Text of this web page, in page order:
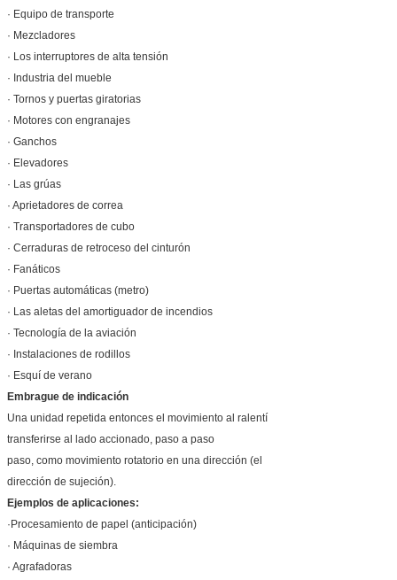
· Equipo de transporte
· Mezcladores
· Los interruptores de alta tensión
· Industria del mueble
· Tornos y puertas giratorias
· Motores con engranajes
· Ganchos
· Elevadores
· Las grúas
· Aprietadores de correa
· Transportadores de cubo
· Cerraduras de retroceso del cinturón
· Fanáticos
· Puertas automáticas (metro)
· Las aletas del amortiguador de incendios
· Tecnología de la aviación
· Instalaciones de rodillos
· Esquí de verano
Embrague de indicación
Una unidad repetida entonces el movimiento al ralentí
transferirse al lado accionado, paso a paso
paso, como movimiento rotatorio en una dirección (el
dirección de sujeción).
Ejemplos de aplicaciones:
·Procesamiento de papel (anticipación)
· Máquinas de siembra
· Agrafadoras